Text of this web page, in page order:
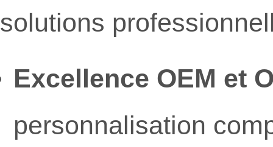
solutions
Excellence OEM et
personnalisation